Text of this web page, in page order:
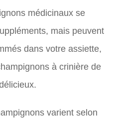
médicinaux se
mais peuvent
dans votre assiette,
à crinière de
varient selon